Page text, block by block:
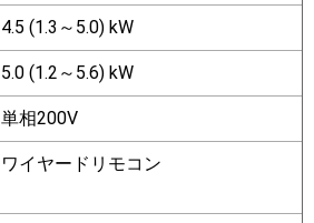
4.5 (1.3～5.0) kW
5.0 (1.2～5.6) kW
単相200V
ワイヤードリモコン